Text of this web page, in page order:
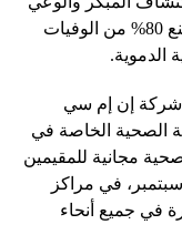
والتغييرات البسيطة في نمط الحياة في منع 80% من الوفيات
الدموية.
شركة إن إم سي
الصحية الخاصة في
مجانية للمقيمين
في دولة الإمارات العربية المتحدة يوم 29 سبتمبر، في مراكز
في جميع أنحاء